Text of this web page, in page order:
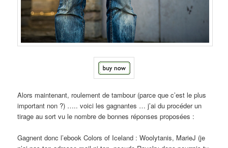
Alors maintenant, roulement de tambour (parce que c’est le plus
important non ?) ….. voici les gagnantes … j’ai du procéder un
tirage au sort vu le nombre de bonnes réponses proposées :
Gagnent donc l’ebook Colors of Iceland : Woolytanis, MarieJ (je